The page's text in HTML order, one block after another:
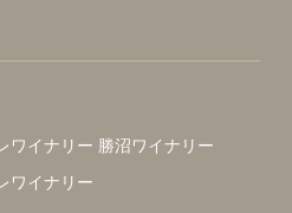
ワイナリー 勝沼ワイナリー
ワイナリー